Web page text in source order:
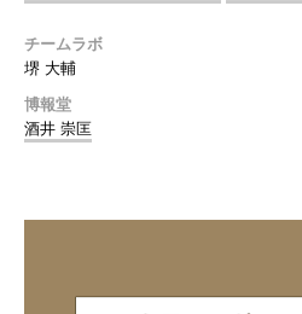
チームラボ
堺 大輔
博報堂
酒井 崇匡